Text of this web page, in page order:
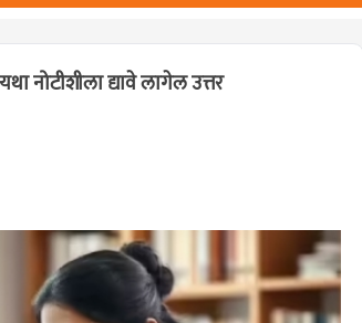
नोटीशीला द्यावे लागेल उत्तर